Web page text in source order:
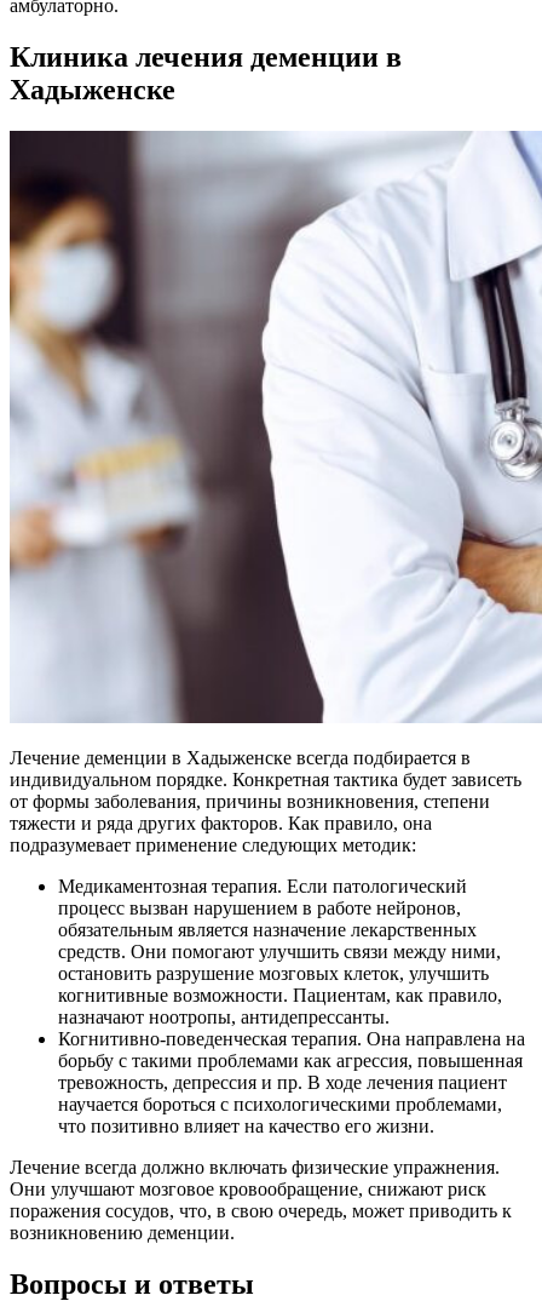
амбулаторно.
Клиника лечения деменции в
Хадыженске
Лечение деменции в Хадыженске всегда подбирается в
индивидуальном порядке. Конкретная тактика будет зависеть
от формы заболевания, причины возникновения, степени
тяжести и ряда других факторов. Как правило, она
подразумевает применение следующих методик:
Медикаментозная терапия. Если патологический
процесс вызван нарушением в работе нейронов,
обязательным является назначение лекарственных
средств. Они помогают улучшить связи между ними,
остановить разрушение мозговых клеток, улучшить
когнитивные возможности. Пациентам, как правило,
назначают ноотропы, антидепрессанты.
Когнитивно-поведенческая терапия. Она направлена на
борьбу с такими проблемами как агрессия, повышенная
тревожность, депрессия и пр. В ходе лечения пациент
научается бороться с психологическими проблемами,
что позитивно влияет на качество его жизни.
Лечение всегда должно включать физические упражнения.
Они улучшают мозговое кровообращение, снижают риск
поражения сосудов, что, в свою очередь, может приводить к
возникновению деменции.
Вопросы и ответы